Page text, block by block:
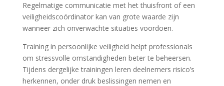
Regelmatige communicatie met het thuisfront of een
veiligheidscoördinator kan van grote waarde zijn
wanneer zich onverwachte situaties voordoen.
Training in persoonlijke veiligheid helpt professionals
om stressvolle omstandigheden beter te beheersen.
Tijdens dergelijke trainingen leren deelnemers risico’s
herkennen, onder druk beslissingen nemen en